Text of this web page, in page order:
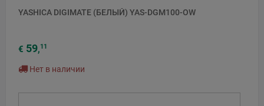
YASHICA DIGIMATE (БЕЛЫЙ) YAS-DGM100-OW
€ 59,11
Нет в наличии